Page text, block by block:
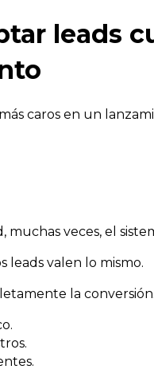
leads
caros en un
muchas veces, el
leads valen lo mismo.
la conversión.